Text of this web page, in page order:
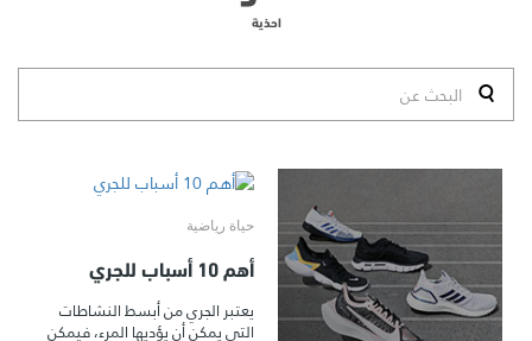
احذية
حياة رياضية
أهم 10 أسباب للجري
يعتبر الجري من أبسط النشاطات
التي يمكن أن يؤديها المرء، فيمكن